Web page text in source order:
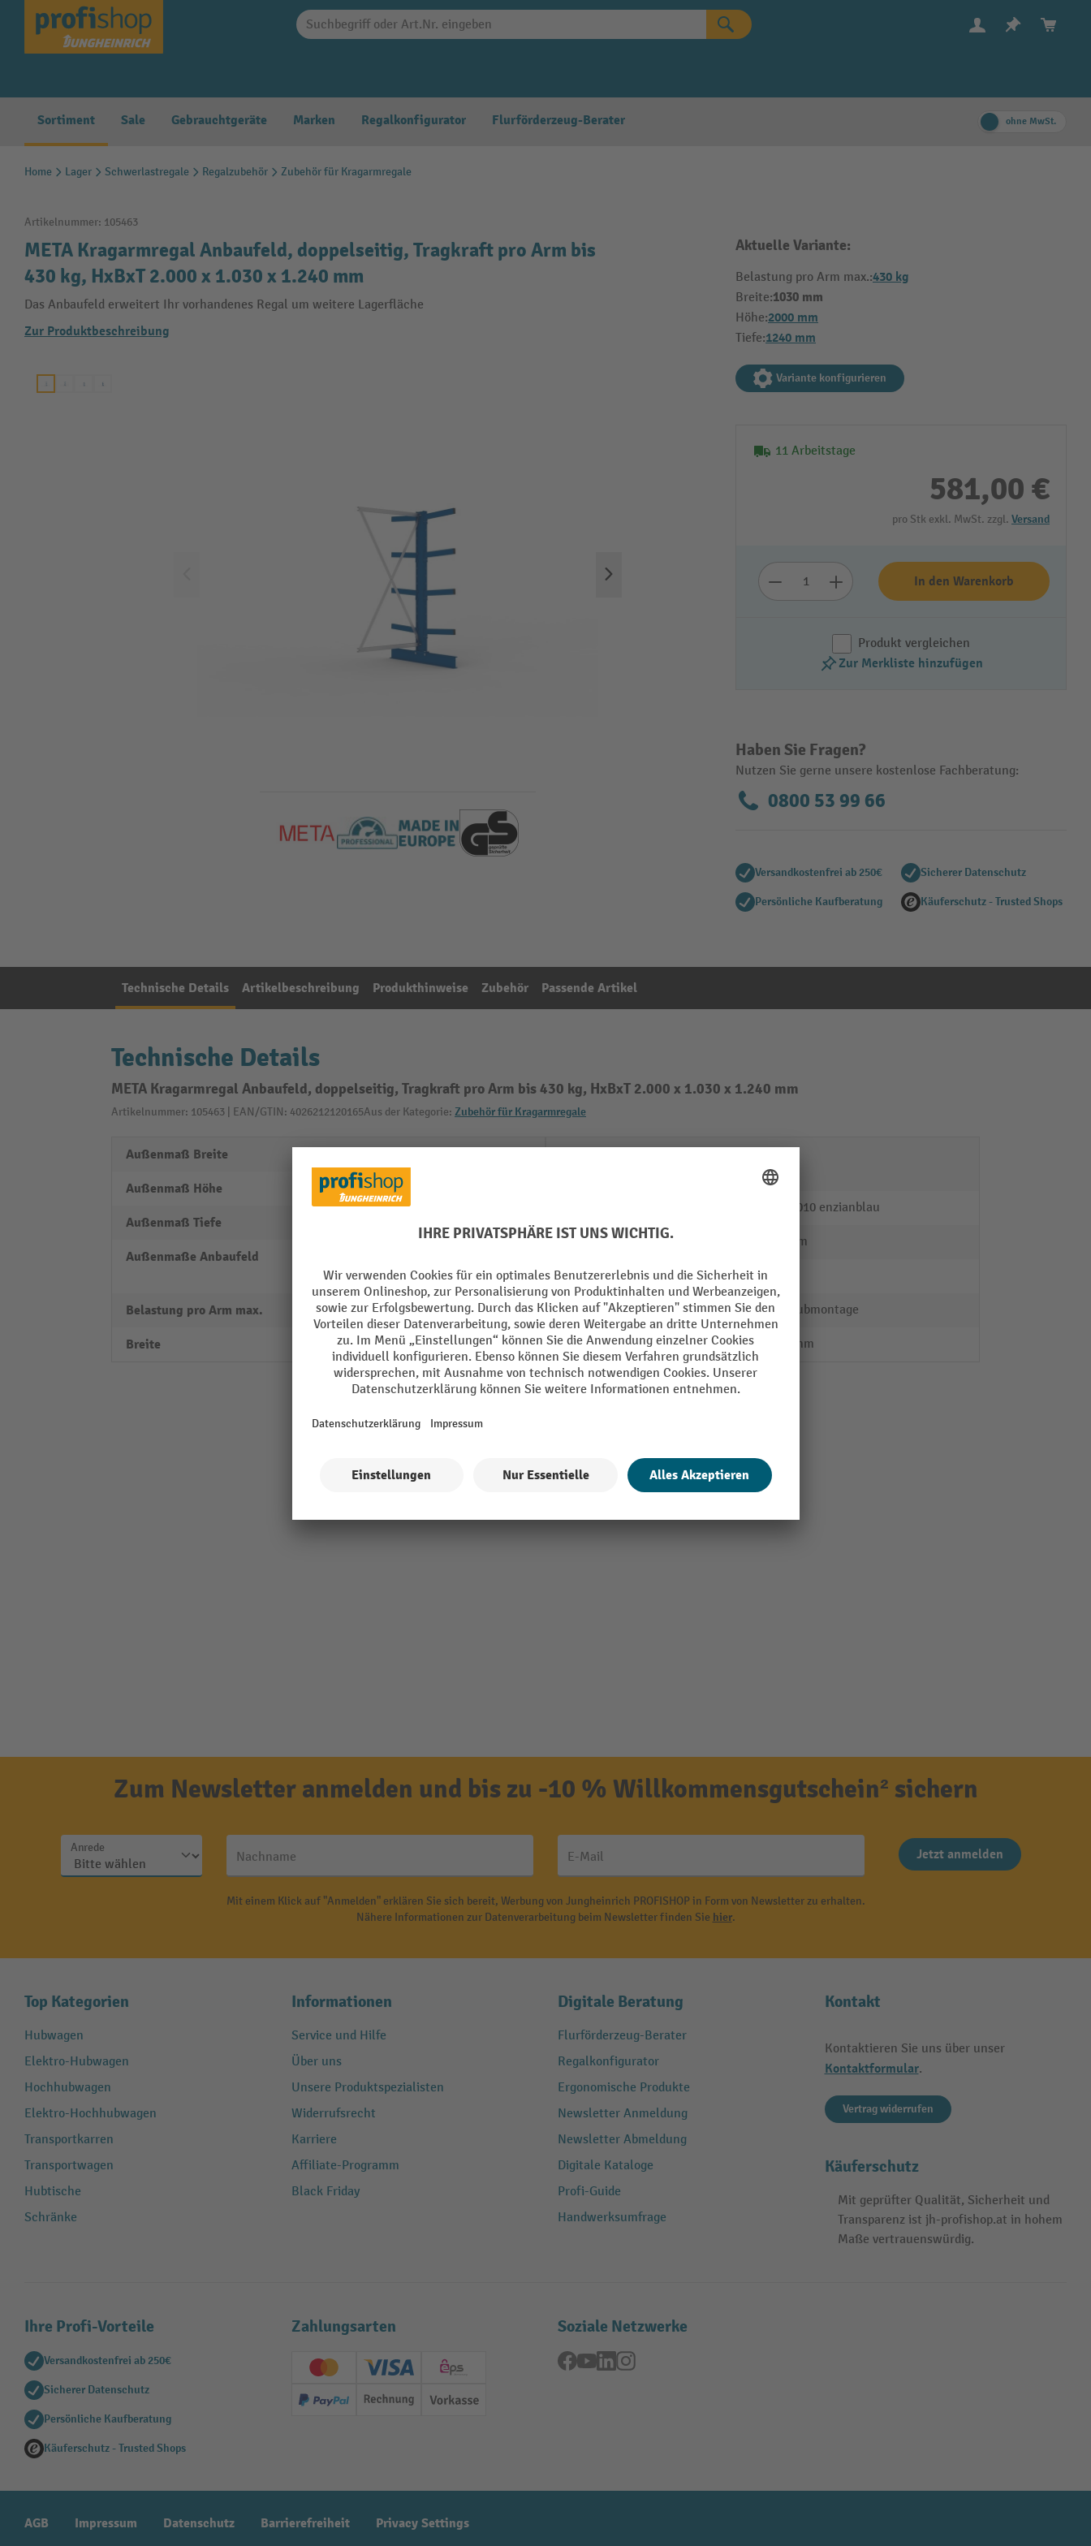
Zur Hauptnavigation springen
Sortiment Sale Gebrauchtgeräte Marken Regalkonfigurator Flurförderzeug-Berater ohne MwSt.
Home Lager Schwerlastregale Regalzubehör Zubehör für Kragarmregale
Artikelnummer: 105463
META Kragarmregal Anbaufeld, doppelseitig, Tragkraft pro Arm bis
430 kg, HxBxT 2.000 x 1.030 x 1.240 mm
Das Anbaufeld erweitert Ihr vorhandenes Regal um weitere Lagerfläche
Zur Produktbeschreibung
Aktuelle Variante:
Belastung pro Arm max.:430 kg
Breite:1030 mm
Höhe:2000 mm
Tiefe:1240 mm
Variante konfigurieren
11 Arbeitstage
581,00 €
pro Stk exkl. MwSt. zzgl. Versand
In den Warenkorb
Produkt vergleichen
Zur Merkliste hinzufügen
Haben Sie Fragen?
Nutzen Sie gerne unsere kostenlose Fachberatung:
0800 53 99 66
Versandkostenfrei ab 250€ Sicherer Datenschutz
Persönliche Kaufberatung Käuferschutz - Trusted Shops
Technische Details Artikelbeschreibung Produkthinweise Zubehör Passende Artikel
Technische Details
META Kragarmregal Anbaufeld, doppelseitig, Tragkraft pro Arm bis 430 kg, HxBxT 2.000 x 1.030 x 1.240 mm
Artikelnummer: 105463 | EAN/GTIN: 4026212120165Aus der Kategorie: Zubehör für Kragarmregale
Außenmaß Breite
Außenmaß Höhe 2500 mm
Außenmaß Tiefe
Außenmaße Anbaufeld
240 mm
Belastung pro Arm max. 430 kg
Breite 1030 mm
RAL 5010 enzianblau
Lochraster 100 mm
Marke META
Montage Schraubmontage
Nennbreite 1000 mm
Zum Newsletter anmelden und bis zu -10 % Willkommensgutschein² sichern
Anrede
Nachname E-Mail Jetzt anmelden
Mit einem Klick auf "Anmelden" erklären Sie sich bereit, Werbung von Jungheinrich PROFISHOP in Form von Newsletter zu erhalten.
Nähere Informationen zur Datenverarbeitung beim Newsletter finden Sie hier.
Top Kategorien
Hubwagen
Elektro-Hubwagen
Hochhubwagen
Elektro-Hochhubwagen
Transportkarren
Transportwagen
Hubtische
Schränke
Informationen
Service und Hilfe
Über uns
Unsere Produktspezialisten
Widerrufsrecht
Karriere
Affiliate-Programm
Black Friday
Digitale Beratung
Flurförderzeug-Berater
Regalkonfigurator
Ergonomische Produkte
Newsletter Anmeldung
Newsletter Abmeldung
Digitale Kataloge
Profi-Guide
Handwerksumfrage
Kontakt
Kontaktieren Sie uns über unser
Kontaktformular.
Vertrag widerrufen
Käuferschutz
Mit geprüfter Qualität, Sicherheit und
Transparenz ist jh-profishop.at in hohem
Maße vertrauenswürdig.
Ihre Profi-Vorteile
Versandkostenfrei ab 250€
Sicherer Datenschutz
Persönliche Kaufberatung
Käuferschutz - Trusted Shops
Zahlungsarten
Creditcard (Master)Creditcard (Visa)
EPS
PayPal Rechnung Vorkasse
Soziale Netzwerke
Facebook
YouTubeLinkedInInstagram
AGB Impressum Datenschutz Barrierefreiheit Privacy Settings